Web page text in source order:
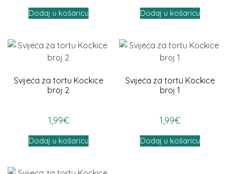
Dodaj u košaricu Dodaj u košaricu
Svijeća za tortu Kockice
broj 2
1,99€
Dodaj u košaricu
Svijeća za tortu Kockice
broj 1
1,99€
Dodaj u košaricu